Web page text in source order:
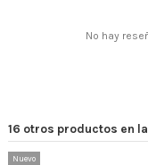
No hay
16 otros productos en
Nuevo